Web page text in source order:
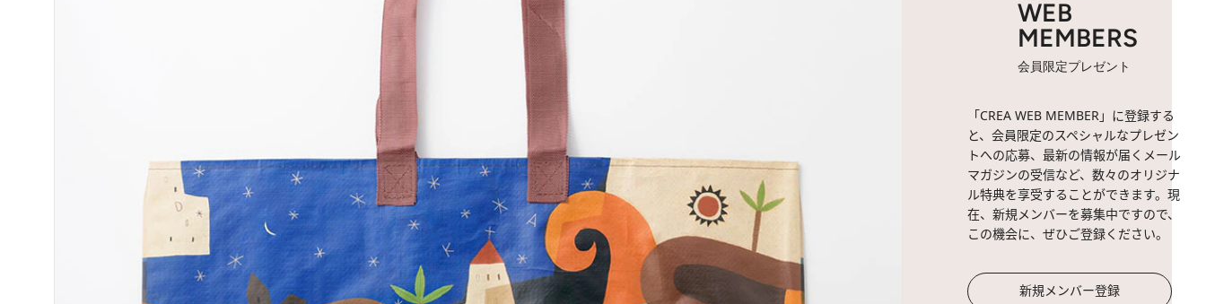
WEB
MEMBERS
会員限定プレゼント
「CREA WEB MEMBER」に登録する
と、会員限定のスペシャルなプレゼン
トへの応募、最新の情報が届くメール
マガジンの受信など、数々のオリジナ
ル特典を享受することができます。現
在、新規メンバーを募集中ですので、
この機会に、ぜひご登録ください。
新規メンバー登録